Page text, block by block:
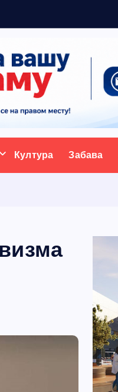
Култура Забава